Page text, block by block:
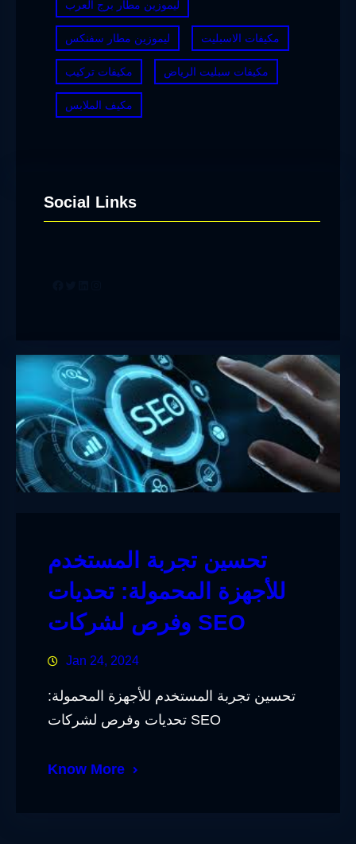
ليموزين مطار برج العرب
ليموزين مطار سفنكس مكيفات الاسبليت
مكيفات تركيب مكيفات سبليت الرياض
مكيف الملابس
Social Links
تحسين تجربة المستخدم
للأجهزة المحمولة: تحديات
وفرص لشركات SEO
Jan 24, 2024
تحسين تجربة المستخدم للأجهزة المحمولة:
تحديات وفرص لشركات SEO
Know More